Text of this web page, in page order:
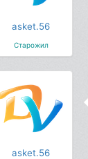
asket.56
Старожил
asket.56